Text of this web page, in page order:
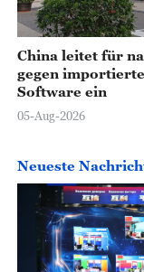
China leitet für
gegen
Software ein
05-Aug-2026
Neueste